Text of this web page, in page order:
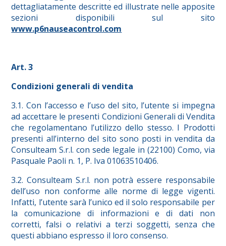
dettagliatamente descritte ed illustrate nelle apposite
sezioni disponibili sul sito
www.p6nauseacontrol.com
Art. 3
Condizioni generali di vendita
3.1. Con l’accesso e l’uso del sito, l’utente si impegna
ad accettare le presenti Condizioni Generali di Vendita
che regolamentano l’utilizzo dello stesso. I Prodotti
presenti all’interno del sito sono posti in vendita da
Consulteam S.r.l. con sede legale in (22100) Como, via
Pasquale Paoli n. 1, P. Iva 01063510406.
3.2. Consulteam S.r.l. non potrà essere responsabile
dell’uso non conforme alle norme di legge vigenti.
Infatti, l’utente sarà l’unico ed il solo responsabile per
la comunicazione di informazioni e di dati non
corretti, falsi o relativi a terzi soggetti, senza che
questi abbiano espresso il loro consenso.